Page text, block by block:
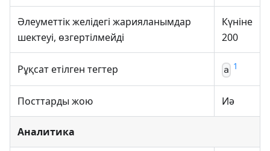
Әлеуметтік желідегі жарияланымдар
шектеуі, өзгертілмейді
Күніне
200
Рұқсат етілген тегтер a 1
Посттарды жою Иә
Аналитика